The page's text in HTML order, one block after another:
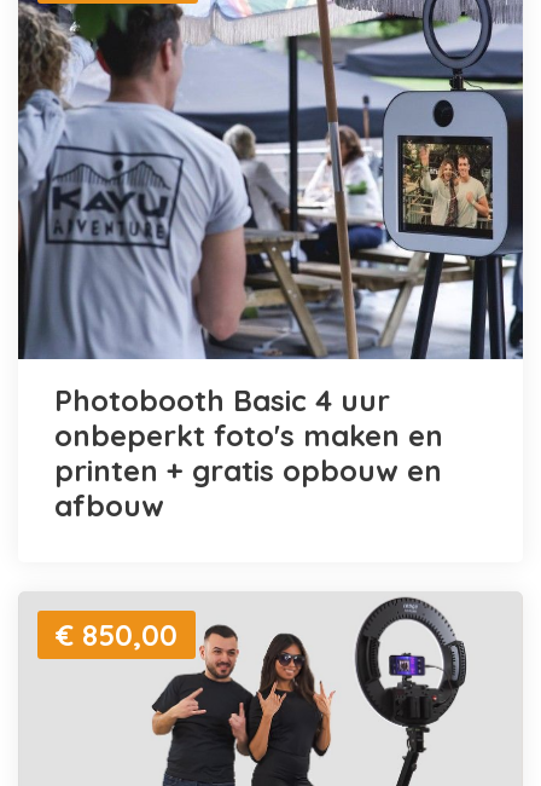
Photobooth Basic 4 uur
onbeperkt foto's maken en
printen + gratis opbouw en
afbouw
€ 850,00